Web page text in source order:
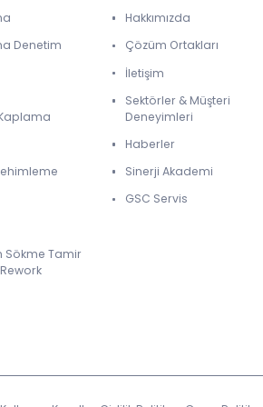
Denetim
Sökme Tamir
Hakkımızda
Çözüm Ortakları
İletişim
Sektörler & Müşteri
Deneyimleri
Haberler
Sinerji Akademi
GSC Servis